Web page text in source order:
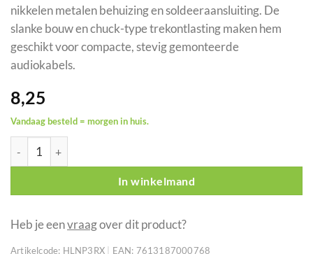
nikkelen metalen behuizing en soldeeraansluiting. De
slanke bouw en chuck-type trekontlasting maken hem
geschikt voor compacte, stevig gemonteerde
audiokabels.
8,25
Vandaag besteld = morgen in huis.
NEUTRIK haakse 6,3 mm stereo jackplug met nikkelen
In winkelmand
Heb je eenvraagover dit product?
Artikelcode: HLNP3RX EAN: 7613187000768